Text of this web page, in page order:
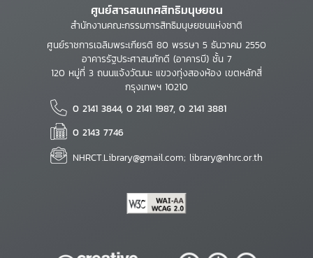
ศูนย์สารสนเทศสิทธิมนุษยชน
สำนักงานคณะกรรมการสิทธิมนุษยชนแห่งชาติ
ศูนย์ราชการเฉลิมพระเกียรติ 80 พรรษา 5 ธันวาคม 2550
อาคารรัฐประศาสนภักดี (อาคารบี) ชั้น 7
120 หมู่ที่ 3 ถนนแจ้งวัฒนะ แขวงทุ่งสองห้อง เขตหลักสี่
กรุงเทพฯ 10210
0 2141 3844, 0 2141 1987, 0 2141 3881
0 2143 7746
NHRCT.Library@gmail.com; library@nhrc.or.th